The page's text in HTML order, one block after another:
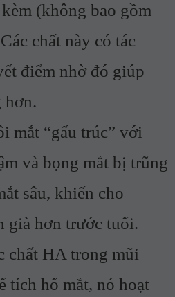
(không bao gồm
chất này có tác
điểm nhờ đó giúp
hơn.
mắt “gấu trúc” với
và bọng mắt bị trũng
sâu, khiến cho
già hơn trước tuổi.
chất HA trong mũi
tích hố mắt, nó hoạt